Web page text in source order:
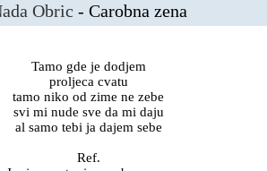
Obric - Carobna zena
Tamo gde je dodjem
proljeca cvatu
tamo niko od zime ne zebe
svi mi nude sve da mi daju
al samo tebi ja dajem sebe
Ref.